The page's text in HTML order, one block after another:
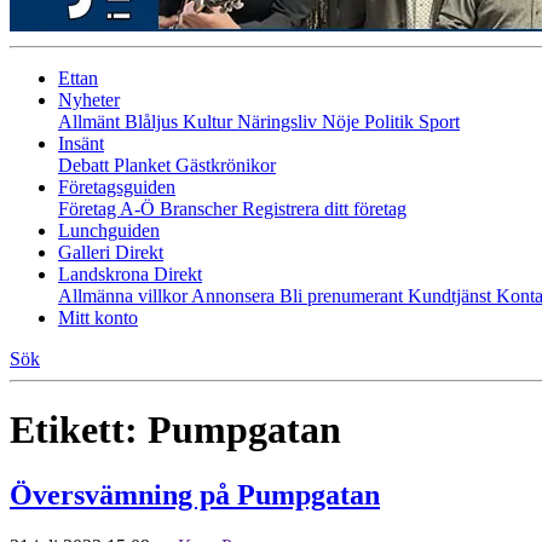
Ettan
Nyheter
Allmänt Blåljus KulturNäringsliv Nöje Politik Sport
Insänt
Debatt Planket Gästkrönikor
Företagsguiden
Företag A-Ö BranscherRegistrera ditt företag
Lunchguiden
Galleri Direkt
Landskrona Direkt
Allmänna villkorAnnonsera Bli prenumerant Kundtjänst
Mitt konto
Sök
Etikett: Pumpgatan
Översvämning på Pumpgatan